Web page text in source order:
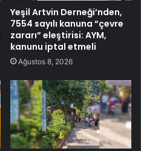
Yeşil Artvin Derneği’nden,
7554 sayılı kanuna “çevre
zararı” eleştirisi: AYM,
kanunu iptal etmeli
Ağustos 8, 2026